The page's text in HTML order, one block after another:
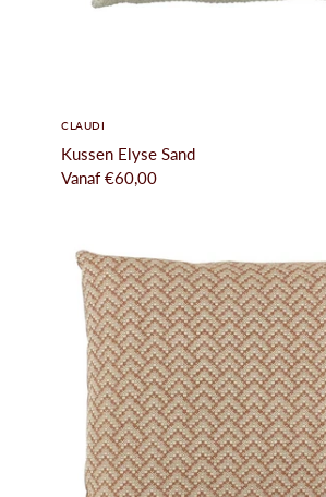
CLAUDI
Kussen Elyse Sand
Vanaf €60,00